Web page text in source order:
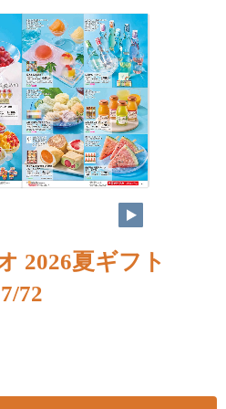
2026夏ギフト
7/72